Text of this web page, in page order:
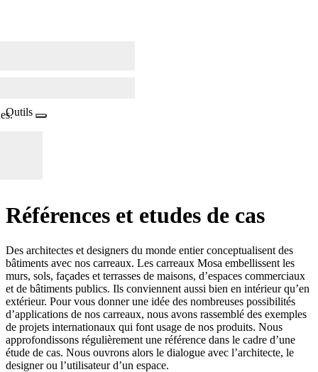
Outils
Références et etudes de cas
Des architectes et designers du monde entier conceptualisent des
bâtiments avec nos carreaux. Les carreaux Mosa embellissent les
murs, sols, façades et terrasses de maisons, d’espaces commerciaux
et de bâtiments publics. Ils conviennent aussi bien en intérieur qu’en
extérieur. Pour vous donner une idée des nombreuses possibilités
d’applications de nos carreaux, nous avons rassemblé des exemples
de projets internationaux qui font usage de nos produits. Nous
approfondissons régulièrement une référence dans le cadre d’une
étude de cas. Nous ouvrons alors le dialogue avec l’architecte, le
designer ou l’utilisateur d’un espace.